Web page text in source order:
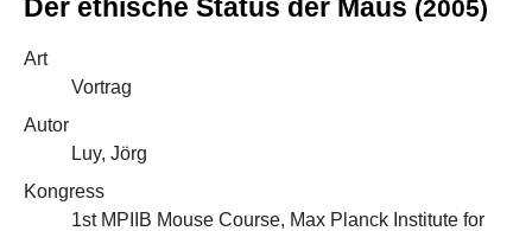
Der ethische Status der Maus (2005)
Art
Vortrag
Autor
Luy, Jörg
Kongress
1st MPIIB Mouse Course, Max Planck Institute for